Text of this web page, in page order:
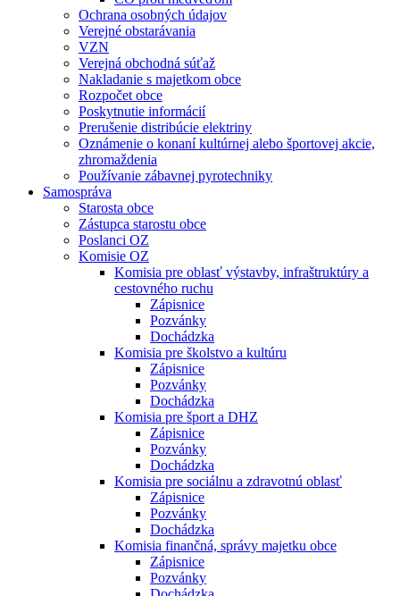
Ochrana osobných údajov
Verejné obstarávania
VZN
Verejná obchodná súťaž
Nakladanie s majetkom obce
Rozpočet obce
Poskytnutie informácií
Prerušenie distribúcie elektriny
Oznámenie o konaní kultúrnej alebo športovej akcie,
zhromaždenia
Používanie zábavnej pyrotechniky
Samospráva
Starosta obce
Zástupca starostu obce
Poslanci OZ
Komisie OZ
Komisia pre oblasť výstavby, infraštruktúry a
cestovného ruchu
Zápisnice
Pozvánky
Dochádzka
Komisia pre školstvo a kultúru
Zápisnice
Pozvánky
Dochádzka
Komisia pre šport a DHZ
Zápisnice
Pozvánky
Dochádzka
Komisia pre sociálnu a zdravotnú oblasť
Zápisnice
Pozvánky
Dochádzka
Komisia finančná, správy majetku obce
Zápisnice
Pozvánky